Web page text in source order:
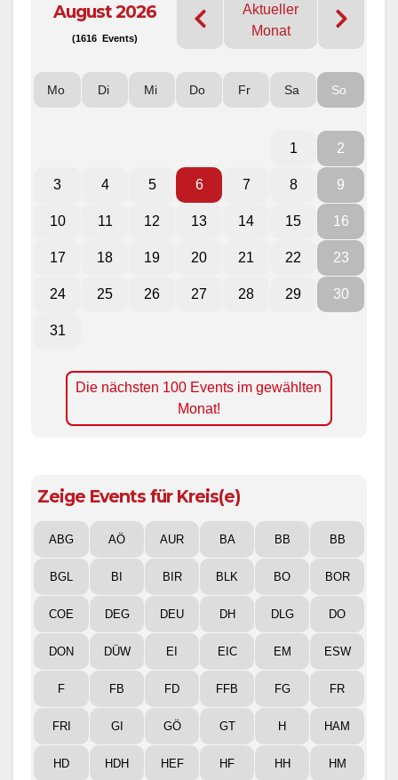
August 2026
(1616 Events)
Aktueller
Monat
Mo Di Mi Do Fr Sa So
1 2
3 4 5 6 7 8 9
10 11 12 13 14 15 16
17 18 19 20 21 22 23
24 25 26 27 28 29 30
31
Die nächsten 100 Events im gewählten
Monat!
Zeige Events für Kreis(e)
ABG AÖ AUR BA BB BB
BGL BI BIR BLK BO BOR
COE DEG DEU DH DLG DO
DON DÜW EI EIC EM ESW
F FB FD FFB FG FR
FRI GI GÖ GT H HAM
HD HDH HEF HF HH HM